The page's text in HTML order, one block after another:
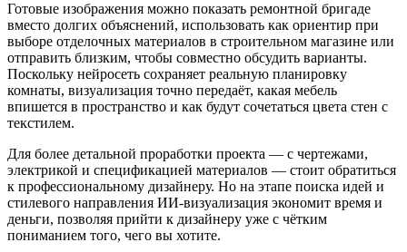
Готовые изображения можно показать ремонтной бригаде
вместо долгих объяснений, использовать как ориентир при
выборе отделочных материалов в строительном магазине или
отправить близким, чтобы совместно обсудить варианты.
Поскольку нейросеть сохраняет реальную планировку
комнаты, визуализация точно передаёт, какая мебель
впишется в пространство и как будут сочетаться цвета стен с
текстилем.
Для более детальной проработки проекта — с чертежами,
электрикой и спецификацией материалов — стоит обратиться
к профессиональному дизайнеру. Но на этапе поиска идей и
стилевого направления ИИ-визуализация экономит время и
деньги, позволяя прийти к дизайнеру уже с чётким
пониманием того, чего вы хотите.